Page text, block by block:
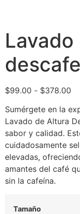
$99.00 - $378.00
Sumérgete en la
Lavado de Altura
sabor y calidad.
cuidadosamente
elevadas,
amantes del café
sin la cafeína.
Tamaño